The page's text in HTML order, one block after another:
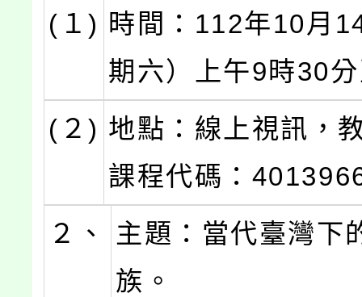
(１) 時間：112年10月
期六）上午9時30
(２) 地點：線上視訊，
課程代碼：
２、
主題：當代臺灣下
族。